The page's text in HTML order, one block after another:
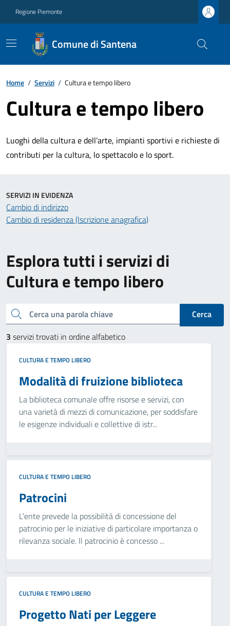
Regione Piemonte
Comune di Santena
Home / Servizi / Cultura e tempo libero
Cultura e tempo libero
Luoghi della cultura e dell’arte, impianti sportivi e richieste di
contributi per la cultura, lo spettacolo e lo sport.
Esplora tutti i servizi di
Cultura e tempo libero
Cerca una parola chiave
Cerca
3 servizi trovati in ordine alfabetico
CULTURA E TEMPO LIBERO
Modalità di fruizione biblioteca
La biblioteca comunale offre risorse e servizi, con
una varietà di mezzi di comunicazione, per soddisfare
le esigenze individuali e collettive di istr...
CULTURA E TEMPO LIBERO
Patrocini
L'ente prevede la possibilità di concessione del
patrocinio per le iniziative di particolare importanza o
rilevanza sociale. Il patrocinio è concesso ...
CULTURA E TEMPO LIBERO
Progetto Nati per Leggere
SERVIZI IN EVIDENZA
Cambio di indirizzo
Cambio di residenza (Iscrizione anagrafica)